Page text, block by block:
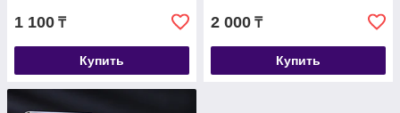
1 100 ₸
Купить
2 000 ₸
Купить